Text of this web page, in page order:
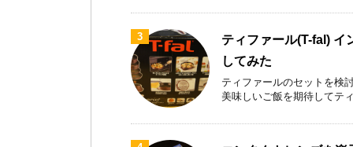
3
ティファール(T-fal) イ
してみた
ティファールのセットを検
美味しいご飯を期待してテ